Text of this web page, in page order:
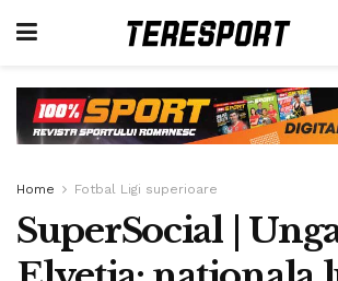
Home Fotbal Ligi superioare
SuperSocial |